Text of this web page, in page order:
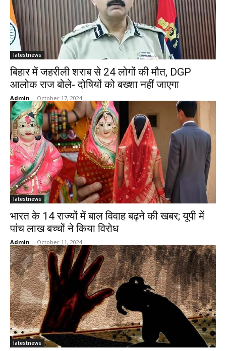
latestnews
बिहार में जहरीली शराब से 24 लोगों की मौत, DGP
आलोक राज बोले- दोषियों को बख्शा नहीं जाएगा
Admin - October 17, 2024
latestnews
भारत के 14 राज्यों में बाल विवाह बढ़ने की खबर; यूपी में
पांच लाख बच्चों ने किया विरोध
Admin - October 11, 2024
latestnews